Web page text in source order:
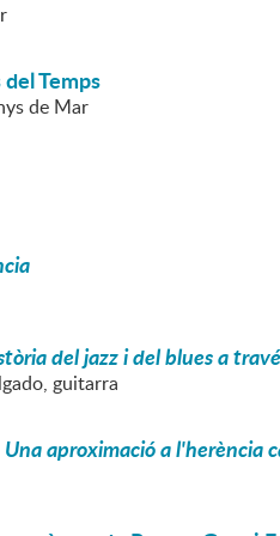
Temps
de Mar
del jazz i del blues a
guitarra
aproximació a l'herència